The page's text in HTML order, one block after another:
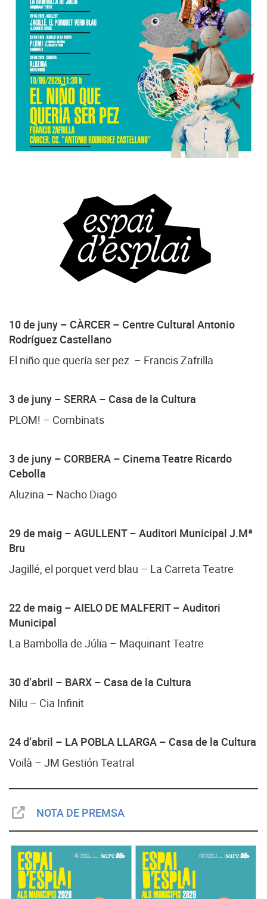
10 de juny – CÀRCER – Centre Cultural Antonio
Rodríguez Castellano
El niño que quería ser pez – Francis Zafrilla
3 de juny – SERRA – Casa de la Cultura
PLOM! – Combinats
3 de juny – CORBERA – Cinema Teatre Ricardo
Cebolla
Aluzina – Nacho Diago
29 de maig – AGULLENT– Auditori Municipal J.Mª
Bru
Jagillé, el porquet verd blau – La Carreta Teatre
22 de maig – AIELO DE MALFERIT– Auditori
Municipal
La Bambolla de Júlia – Maquinant Teatre
30 d’abril – BARX – Casa de la Cultura
Nilu – Cia Infinit
24 d’abril – LA POBLA LLARGA – Casa de la Cultura
Voilà – JM Gestión Teatral
NOTA DE PREMSA